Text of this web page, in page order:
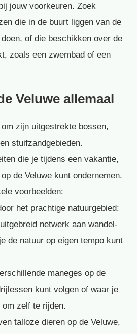
jouw voorkeuren. Zoek
die in de buurt liggen van de
of die beschikken over de
zoals een zwembad of een
Veluwe allemaal
zijn uitgestrekte bossen,
stuifzandgebieden.
die je tijdens een vakantie,
de Veluwe kunt ondernemen.
voorbeelden:
het prachtige natuurgebied:
netwerk aan wandel-
de natuur op eigen tempo kunt
maneges op de
kunt volgen of waar je
om zelf te rijden.
talloze dieren op de Veluwe,